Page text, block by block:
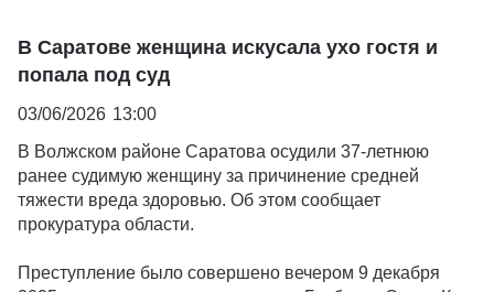
В Саратове женщина искусала ухо гостя и
попала под суд
03/06/2026 13:00
В Волжском районе Саратова осудили 37-летнюю
ранее судимую женщину за причинение средней
тяжести вреда здоровью. Об этом сообщает
прокуратура области.
Преступление было совершено вечером 9 декабря